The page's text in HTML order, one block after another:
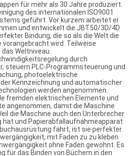
für mehr als 30 Jahre produziert.
des internationalen ISO9001
geführt. Vor kurzem arbeitet er
und entwickelt die JBT50/3D/4D
Bindung, die so als die Welt die
wird. Teilweise
Weltniveau.
durch
steuern PLC-Programmsteuerung und
photoelektrische
Kennzeichnung und automatischer
werden angenommen.
fremden elektrischen Elemente und
angenommen, damit die Maschine
die Maschine auch den Unterbrecher
hat und Papierabfallaufnahmeapparat
fährt, ist sie perfekter.
mit Faden zu zu kleben
ohne Faden gewohnt. Es
für das Binden von Büchern in den